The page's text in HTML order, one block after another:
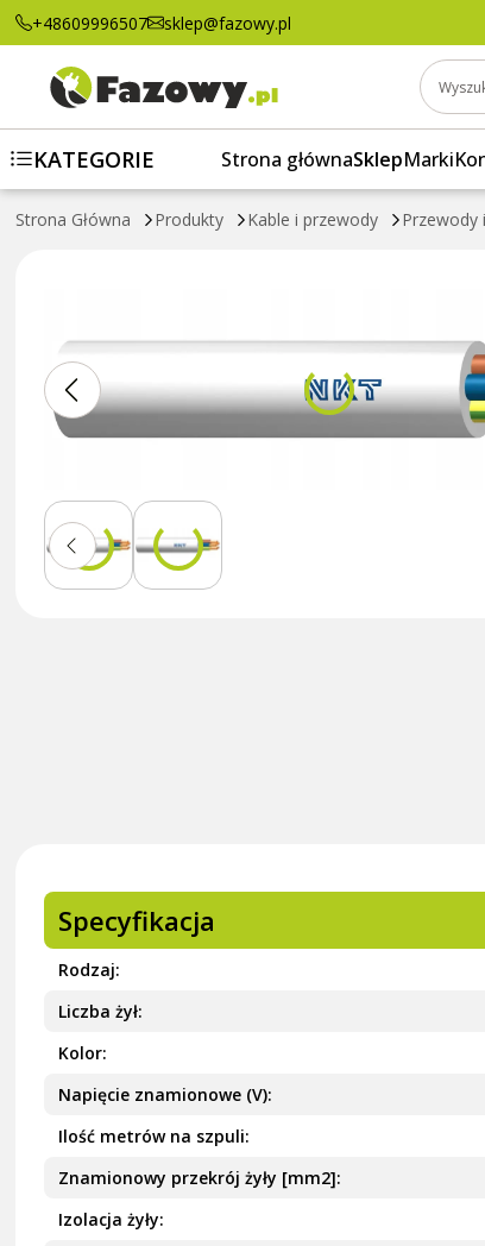
+48609996507 sklep@fazowy.pl
KATEGORIE Strona głównaSklepMarki
Strona Główna Produkty Kable i przewody Przewody
Przewód instalacyjny YDYżo 5x1,5 450/
Specyfikacja
Rodzaj
Liczba żył
Kolor
Napięcie znamionowe (V)
Ilość metrów na szpuli
Znamionowy przekrój żyły [mm2]
Izolacja żyły